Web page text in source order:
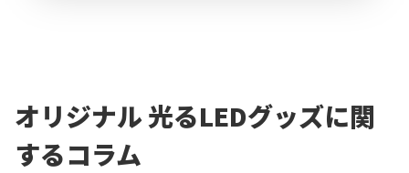
オリジナル 光るLEDグッズに関
するコラム